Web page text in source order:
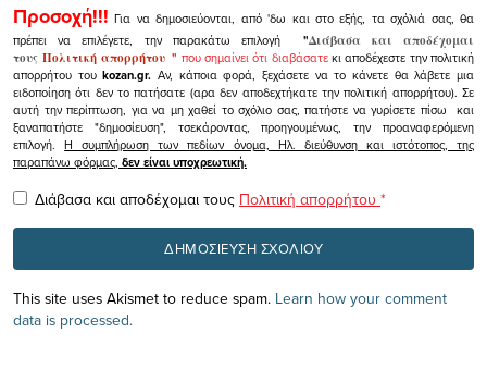
Προσοχή!!! Για να δημοσιεύονται, από 'δω και στο εξής, τα σχόλιά σας, θα
πρέπει να επιλέγετε, την παρακάτω επιλογή
"Διάβασα και αποδέχομαι
τουςΠολιτική απορρήτου" που σημαίνει ότι διαβάσατεκι αποδέχεστε την πολιτική
απορρήτου τουkozan.gr. Αν, κάποια φορά, ξεχάσετε να το κάνετε θα λάβετε μια
ειδοποίηση ότι δεν το πατήσατε (αρα δεν αποδεχτήκατε την πολιτική απορρήτου). Σε
αυτή την περίπτωση, για να μη χαθεί το σχόλιο σας, πατήστε να γυρίσετε πίσω και
ξαναπατήστε "δημοσίευση", τσεκάροντας, προηγουμένως, την προαναφερόμενη
επιλογή.Η συμπλήρωση των πεδίων όνομα, Ηλ. διεύθυνση και ιστότοπος, της
παραπάνω φόρμας, δεν είναι υποχρεωτική.
Διάβασα και αποδέχομαι τους Πολιτική απορρήτου *
This site uses Akismet to reduce spam. Learn how your comment
data is processed.